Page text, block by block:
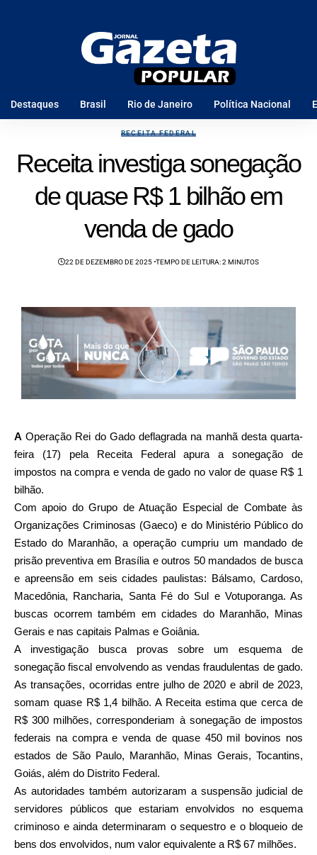
Destaques Brasil Rio de Janeiro Política Nacional
RECEITA FEDERAL
Receita investiga sonegação
de quase R$ 1 bilhão em
venda de gado
22 DE DEZEMBRO DE 2025 TEMPO DE LEITURA: 2 MINUTOS
A Operação Rei do Gado deflagrada na manhã desta quarta-
feira (17) pela Receita Federal apura a sonegação de
impostos na compra e venda de gado no valor de quase R$ 1
bilhão.
Com apoio do Grupo de Atuação Especial de Combate às
Organizações Criminosas (Gaeco) e do Ministério Público do
Estado do Maranhão, a operação cumpriu um mandado de
prisão preventiva em Brasília e outros 50 mandados de busca
e apreensão em seis cidades paulistas: Bálsamo, Cardoso,
Macedônia, Rancharia, Santa Fé do Sul e Votuporanga. As
buscas ocorrem também em cidades do Maranhão, Minas
Gerais e nas capitais Palmas e Goiânia.
A investigação busca provas sobre um esquema de
sonegação fiscal envolvendo as vendas fraudulentas de gado.
As transações, ocorridas entre julho de 2020 e abril de 2023,
somam quase R$ 1,4 bilhão. A Receita estima que cerca de
R$ 300 milhões, corresponderiam à sonegação de impostos
federais na compra e venda de quase 450 mil bovinos nos
estados de São Paulo, Maranhão, Minas Gerais, Tocantins,
Goiás, além do Distrito Federal.
As autoridades também autorizaram a suspensão judicial de
servidores públicos que estariam envolvidos no esquema
criminoso e ainda determinaram o sequestro e o bloqueio de
bens dos envolvidos, num valor equivalente a R$ 67 milhões.